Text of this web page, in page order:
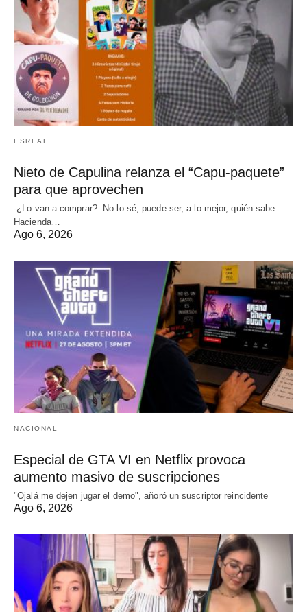
ESREAL
Nieto de Capulina relanza el “Capu-paquete”
para que aprovechen
-¿Lo van a comprar? -No lo sé, puede ser, a lo mejor, quién sabe...
Hacienda…
Ago 6, 2026
NACIONAL
Especial de GTA VI en Netflix provoca
aumento masivo de suscripciones
"Ojalá me dejen jugar el demo", añoró un suscriptor reincidente
Ago 6, 2026